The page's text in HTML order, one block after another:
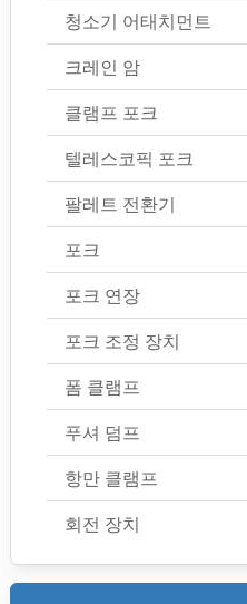
청소기 어태치먼트
크레인 암
클램프 포크
텔레스코픽 포크
팔레트 전환기
포크
포크 연장
포크 조정 장치
폼 클램프
푸셔 덤프
항만 클램프
회전 장치